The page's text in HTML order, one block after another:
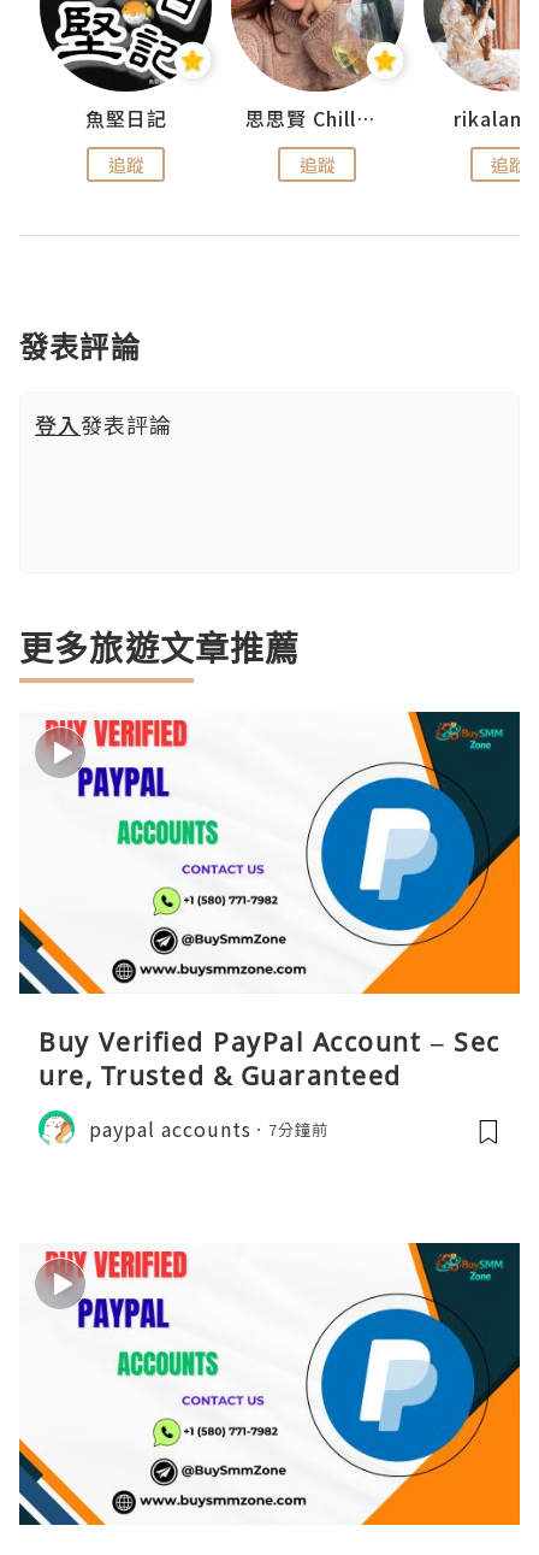
魚堅日記
追蹤
思思賢 ChillMyBabe
追蹤 追蹤
發表評論
登入發表評論
更多旅遊文章推薦
Buy Verified PayPal Account – Sec
ure, Trusted & Guaranteed
paypal accounts 7分鐘前